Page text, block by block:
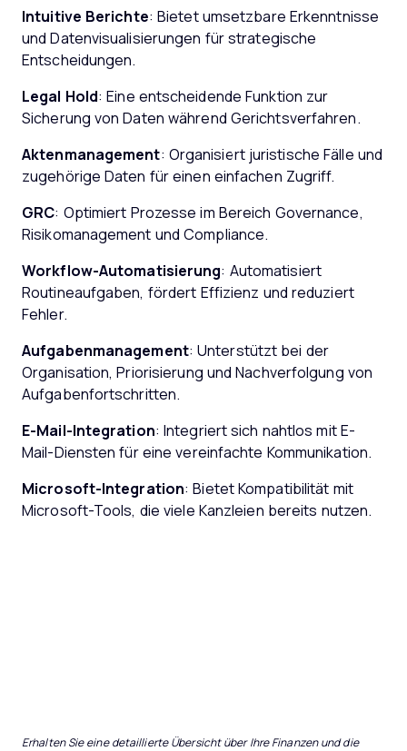
Intuitive Berichte: Bietet umsetzbare Erkenntnisse
und Datenvisualisierungen für strategische
Entscheidungen.
Legal Hold : Eine entscheidende Funktion zur
Sicherung von Daten während Gerichtsverfahren.
Aktenmanagement: Organisiert juristische Fälle und
zugehörige Daten für einen einfachen Zugriff.
GRC: Optimiert Prozesse im Bereich Governance,
Risikomanagement und Compliance.
Workflow-Automatisierung: Automatisiert
Routineaufgaben, fördert Effizienz und reduziert
Fehler.
Aufgabenmanagement: Unterstützt bei der
Organisation, Priorisierung und Nachverfolgung von
Aufgabenfortschritten.
E-Mail-Integration: Integriert sich nahtlos mit E-
Mail-Diensten für eine vereinfachte Kommunikation.
Microsoft-Integration: Bietet Kompatibilität mit
Microsoft-Tools, die viele Kanzleien bereits nutzen.
Erhalten Sie eine detaillierte Übersicht über Ihre Finanzen und die